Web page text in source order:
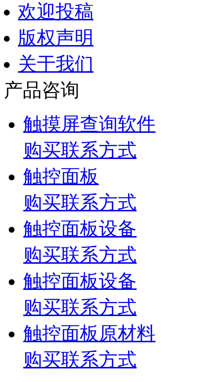
欢迎投稿
版权声明
关于我们
产品咨询
触摸屏查询软件
购买联系方式
触控面板
购买联系方式
触控面板设备
购买联系方式
触控面板设备
购买联系方式
触控面板原材料
购买联系方式